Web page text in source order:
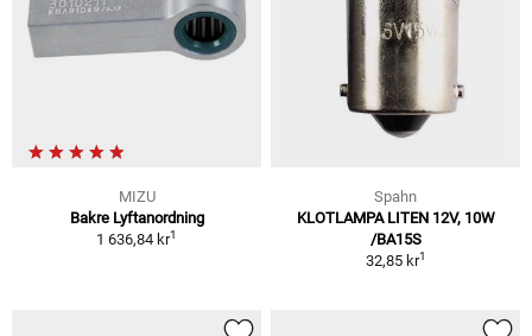
MIZU
Bakre Lyftanordning
1 636,84 kr1
Spahn
KLOTLAMPA LITEN 12V, 10W
/BA15S
32,85 kr1